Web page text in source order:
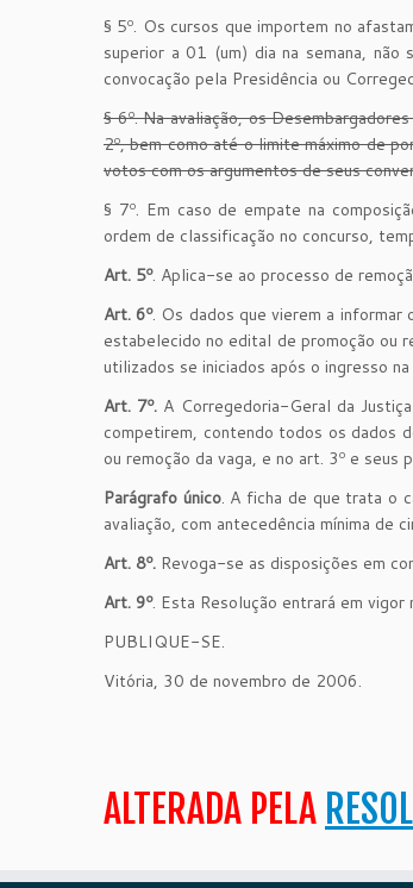
§ 5º. Os cursos que importem no
superior a 01 (um) dia na semana,
convocação pela Presidência ou
§ 6º. Na avaliação, os
2º, bem como até o limite máximo de
votos com os argumentos de seus
§ 7º. Em caso de empate na
ordem de classificação no concurso,
Art. 5º. Aplica-se ao processo de
Art. 6º. Os dados que vierem a
estabelecido no edital de promoção ou
utilizados se iniciados após o ingresso
Art. 7º. A Corregedoria-Geral da
competirem, contendo todos os dados
ou remoção da vaga, e no art. 3º e seus
Parágrafo único. A ficha de que trata o
avaliação, com antecedência mínima de
Art. 8º. Revoga-se as disposições em
Art. 9º. Esta Resolução entrará em vigor
PUBLIQUE-SE.
Vitória, 30 de novembro de 2006.
ALTERADA PELA